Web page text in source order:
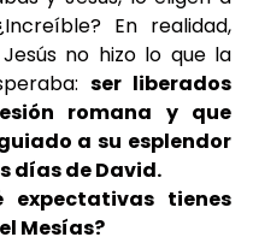
En realidad,
no hizo lo que la
ser liberados
romana y que
a su esplendor
días de David.
expectativas tienes
Mesías?